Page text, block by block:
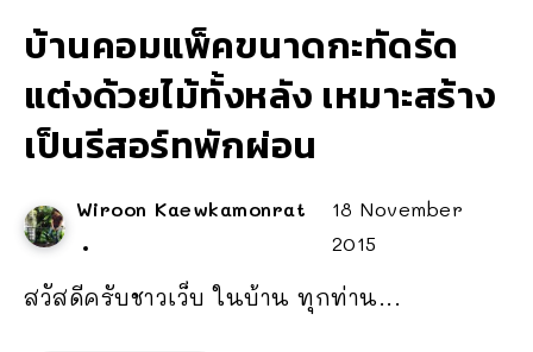
บ้านคอมแพ็คขนาดกะทัดรัด
แต่งด้วยไม้ทั้งหลัง เหมาะสร้าง
เป็นรีสอร์ทพักผ่อน
Wiroon Kaewkamonrat
18 November
2015
สวัสดีครับชาวเว็บ ในบ้าน ทุกท่าน...